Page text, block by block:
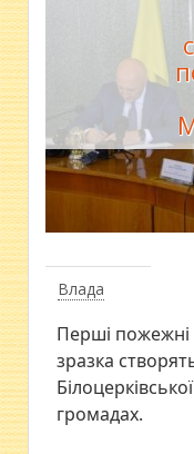
Влада
Перші пожежні
зразка
громадах.